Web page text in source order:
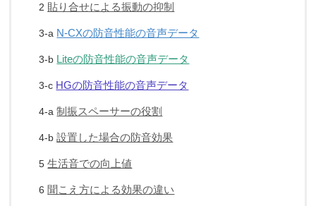
2 貼り合せによる振動の抑制
3-a N-CXの防音性能の音声データ
3-b Liteの防音性能の音声データ
3-c HGの防音性能の音声データ
4-a制振スペーサーの役割
4-b設置した場合の防音効果
5生活音での向上値
6 聞こえ方による効果の違い